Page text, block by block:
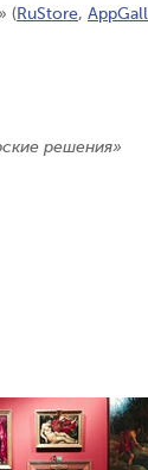
(RuStore,
решения»